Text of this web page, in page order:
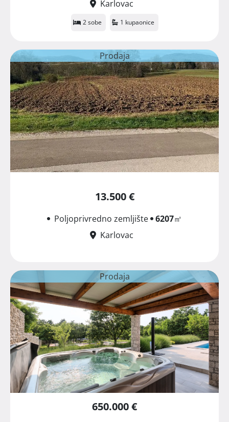
Karlovac
2 sobe 1 kupaonice
Prodaja
13.500 €
Poljoprivredno zemljište 6207㎡
Karlovac
Prodaja
650.000 €